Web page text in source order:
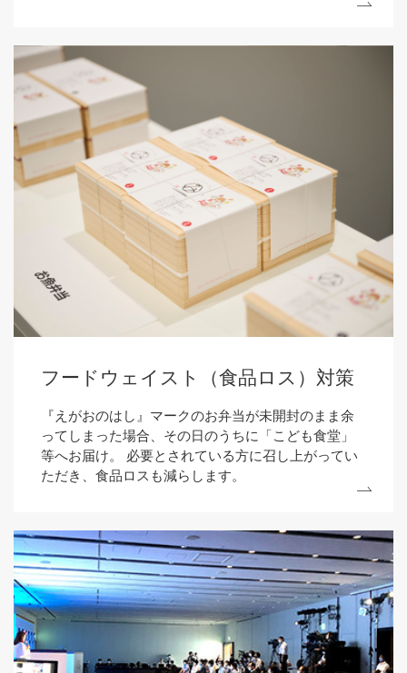
フードウェイスト（食品ロス）対策
『えがおのはし』マークのお弁当が未開封のまま余
ってしまった場合、その日のうちに「こども食堂」
等へお届け。 必要とされている方に召し上がってい
ただき、食品ロスも減らします。